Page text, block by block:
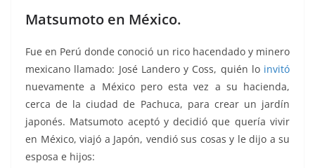
Matsumoto en México.
Fue en Perú donde conoció un rico hacendado y minero
mexicano llamado: José Landero y Coss, quién lo invitó
nuevamente a México pero esta vez a su hacienda,
cerca de la ciudad de Pachuca, para crear un jardín
japonés. Matsumoto aceptó y decidió que quería vivir
en México, viajó a Japón, vendió sus cosas y le dijo a su
esposa e hijos: